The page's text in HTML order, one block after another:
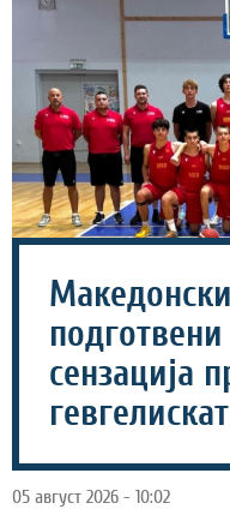
сензација
05 август 2026 - 10:02